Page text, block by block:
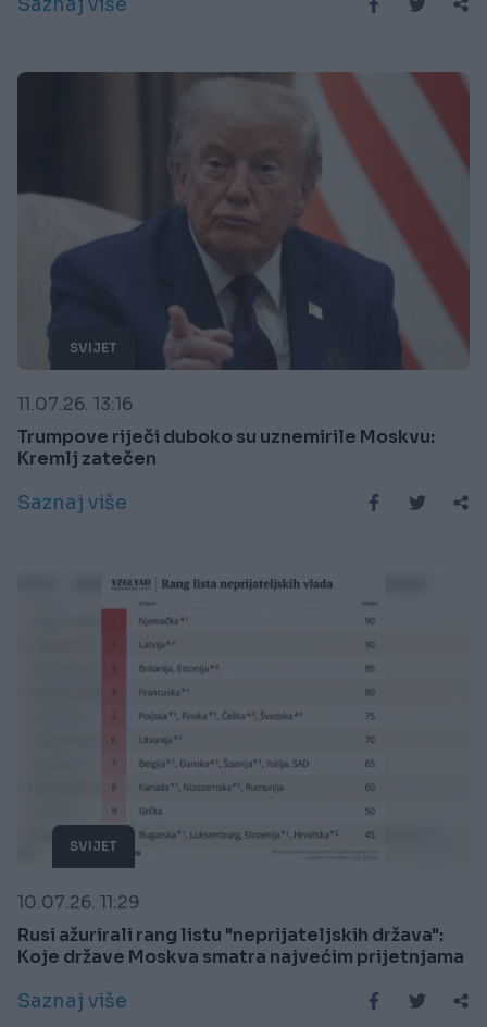
SVIJET
11.07.26. 13:16
Trumpove riječi duboko su uznemirile Moskvu:
Kremlj zatečen
Saznaj više
SVIJET
10.07.26. 11:29
Rusi ažurirali rang listu "neprijateljskih država":
Koje države Moskva smatra najvećim prijetnjama
Saznaj više